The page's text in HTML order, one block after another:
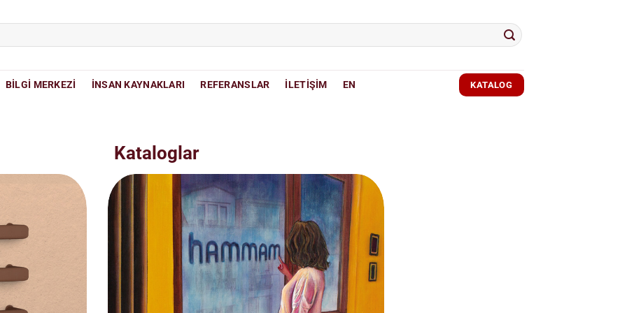
BİLGİ MERKEZİ İNSAN KAYNAKLARI REFERANSLAR İLETİŞİM EN KATALOG
Kataloglar